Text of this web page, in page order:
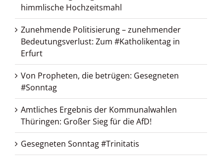
himmlische Hochzeitsmahl
Zunehmende Politisierung – zunehmender
Bedeutungsverlust: Zum #Katholikentag in
Erfurt
Von Propheten, die betrügen: Gesegneten
#Sonntag
Amtliches Ergebnis der Kommunalwahlen
Thüringen: Großer Sieg für die AfD!
Gesegneten Sonntag #Trinitatis